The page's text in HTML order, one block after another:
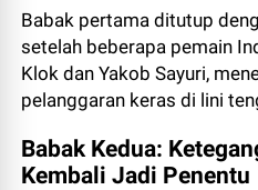
Babak pertama ditutup
setelah beberapa pemain
Klok dan Yakob Sayuri,
pelanggaran keras di lini
Babak Kedua:
Kembali Jadi Penentu